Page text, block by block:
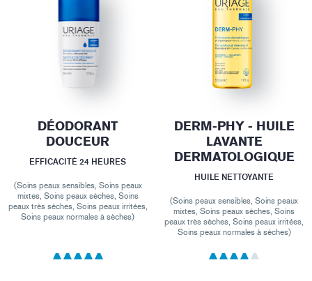
DÉODORANT
DOUCEUR
EFFICACITÉ 24 HEURES
(Soins peaux sensibles, Soins peaux
mixtes, Soins peaux sèches, Soins
peaux très sèches, Soins peaux irritées,
Soins peaux normales à sèches)
DERM-PHY - HUILE
LAVANTE
DERMATOLOGIQUE
HUILE NETTOYANTE
(Soins peaux sensibles, Soins peaux
mixtes, Soins peaux sèches, Soins
peaux très sèches, Soins peaux irritées,
Soins peaux normales à sèches)